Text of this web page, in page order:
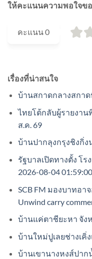
ให้คะแนนความพอใจข
คะแนน0
เรื่องที่น่าสนใจ
บ้านสกาดกลางสกา
ไทยโต้กลับผู้รายงา
ส.ค. 69
บ้านปากลุงกรุงชิงกิ่
รัฐบาลเปิดทางตั้ง โร
2026-08-04 01:59:00
SCB FM มองบาทอา
Unwind carry
บ้านแค่ตาชียะหา จัง
บ้านใหม่ปูเลยช่างเคิ่
บ้านเขานางหงส์ปาก